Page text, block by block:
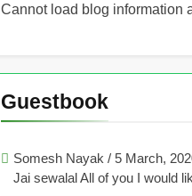
Cannot load blog information
Guestbook
Somesh Nayak / 5 March,
Jai sewalal All of you I would